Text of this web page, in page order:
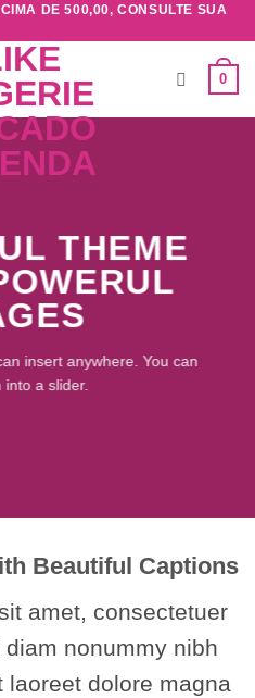
DE 500,00, CONSULTE SUA
0
THEME
insert anywhere. You can
into a slider.
Beautiful Captions
amet, consectetuer
nonummy nibh
laoreet dolore magna